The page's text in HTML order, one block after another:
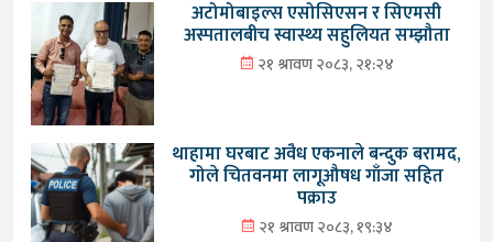
अटोमोबाइल्स एसोसिएसन र सिएमसी
अस्पतालबीच स्वास्थ्य सहुलियत सम्झौता
२१ श्रावण २०८३, २१:२४
थाहामा घरबाट अवैध एकनाले बन्दुक बरामद,
गोले चितवनमा लागूऔषध गाँजा सहित
पक्राउ
२१ श्रावण २०८३, १९:३४